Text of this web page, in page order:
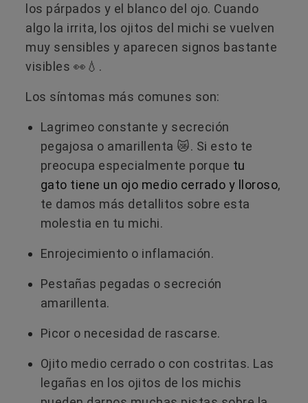
los párpados y el blanco del ojo. Cuando
algo la irrita, los ojitos del michi se vuelven
muy sensibles y aparecen signos bastante
visibles 👀💧.
Los síntomas más comunes son:
Lagrimeo constante y secreción
pegajosa o amarillenta 😿. Si esto te
preocupa especialmente porque tu
gato tiene un ojo medio cerrado y lloroso,
te damos más detallitos sobre esta
molestia en tu michi.
Enrojecimiento o inflamación.
Pestañas pegadas o secreción
amarillenta.
Picor o necesidad de rascarse.
Ojito medio cerrado o con costritas. Las
legañas en los ojitos de los michis